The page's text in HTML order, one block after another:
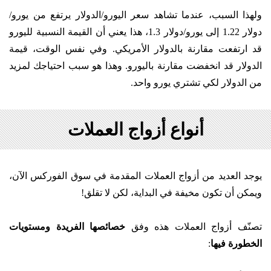
ولهذا السبب، عندما تشاهد سعر اليورو/الدولار يرتفع من يورو/
دولار 1.22 إلى يورو/دولار 1.3، هذا يعني أن القيمة النسبية لليورو
قد ارتفعت مقارنة بالدولار الأمريكي. وفي نفس الوقت، قيمة
الدولار قد انخفضت مقارنة باليورو. وهذا هو سبب احتياجك لمزيد
من الدولار لكي تشتري يورو واحد.
أنواع أزواج العملات
يوجد العديد من أزواج العملات المقدمة في سوق الفوركس الآن،
ويمكن أن تكون مخيفة في البداية، لكن لا تقلق!
تصنّف أزواج العملات هذه وفق خصائصها الفريدة ومستويات
الخطورة فيها: